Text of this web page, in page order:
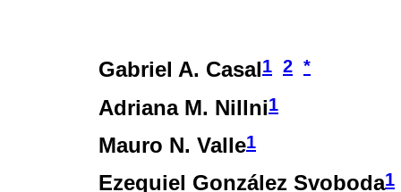
Gabriel A. Casal1 2 *
Adriana M. Nillni1
Mauro N. Valle1
Ezequiel González Svoboda1